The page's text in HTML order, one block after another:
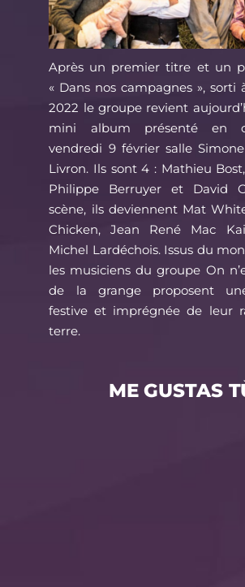
Après un premier titre et un
« Dans nos campagnes », sorti
2022 le groupe revient
mini album présenté en
vendredi 9 février salle
Livron. Ils sont 4 : Mathieu
Philippe Berruyer et David
scène, ils deviennent Mat
Chicken, Jean René Mac
Michel Lardéchois. Issus du
les musiciens du groupe On
de la grange proposent
festive et imprégnée de leur
terre.
ME GUSTAS